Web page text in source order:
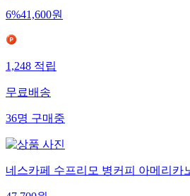
6%41,600원
1,248적립
무료배송
36명구매중
네스카페 수프리모 병커피 아메리카